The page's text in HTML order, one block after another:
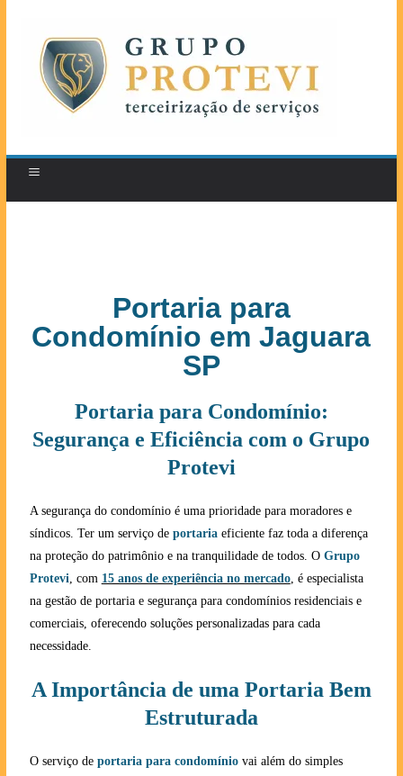
Portaria para
Condomínio em Jaguara
SP
Portaria para Condomínio:
Segurança e Eficiência com o Grupo
Protevi
A segurança do condomínio é uma prioridade para moradores e
síndicos. Ter um serviço de portaria eficiente faz toda a diferença
na proteção do patrimônio e na tranquilidade de todos. O Grupo
Protevi, com 15 anos de experiência no mercado, é especialista
na gestão de portaria e segurança para condomínios residenciais e
comerciais, oferecendo soluções personalizadas para cada
necessidade.
A Importância de uma Portaria Bem
Estruturada
O serviço de portaria para condomíniovai além do simples